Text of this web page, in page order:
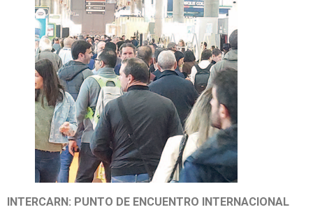
INTERCARN: PUNTO DE ENCUENTRO INTERNACIONAL